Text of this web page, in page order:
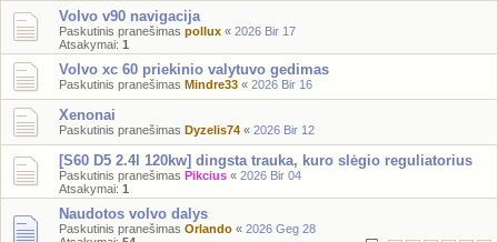
Volvo v90 navigacija
Paskutinis pranešimas pollux « 2026 Bir 17
Atsakymai: 1
Volvo xc 60 priekinio valytuvo gedimas
Paskutinis pranešimas Mindre33 « 2026 Bir 16
Xenonai
Paskutinis pranešimas Dyzelis74 « 2026 Bir 12
[S60 D5 2.4l 120kw] dingsta trauka, kuro slėgio reguliatorius
Paskutinis pranešimas Pikcius « 2026 Bir 04
Atsakymai: 1
Naudotos volvo dalys
Paskutinis pranešimas Orlando « 2026 Geg 28